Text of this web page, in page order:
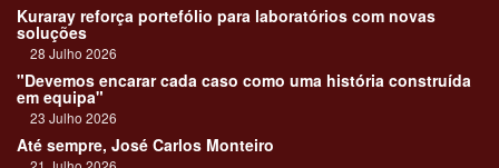
Kuraray reforça portefólio para laboratórios com novas
soluções
28 Julho 2026
"Devemos encarar cada caso como uma história construída
em equipa"
23 Julho 2026
Até sempre, José Carlos Monteiro